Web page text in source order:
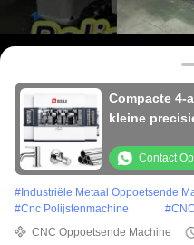
Compacte 4-
kleine
Contact
# Industriële Metaal Oppoetsende
#Cnc Polijstenmachine #
CNC Oppoetsende Machine